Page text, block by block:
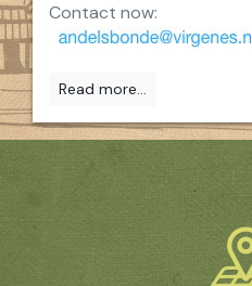
Contact now:
Read more...